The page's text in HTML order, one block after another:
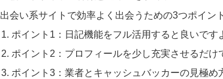
出会い系サイトで効率よく出会うための3つポイント
ポイント1：日記機能をフル活用すると良いです
ポイント2：プロフィールを少し充実させるだ
ポイント3：業者とキャッシュバッカーの見極め